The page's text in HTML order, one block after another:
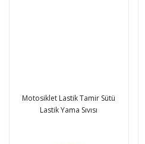
Motosiklet Lastik Tamir Sütü
Lastik Yama Sıvısı